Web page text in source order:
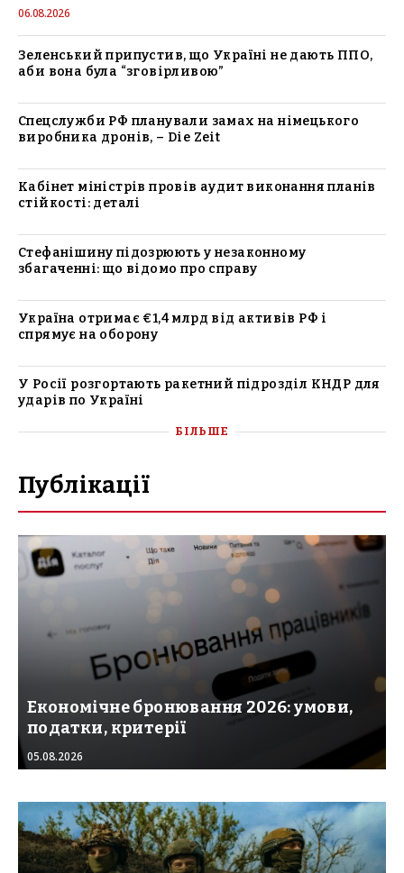
06.08.2026
Зеленський припустив, що Україні не дають ППО,
аби вона була “зговірливою”
Спецслужби РФ планували замах на німецького
виробника дронів, – Die Zeit
Кабінет міністрів провів аудит виконання планів
стійкості: деталі
Стефанішину підозрюють у незаконному
збагаченні: що відомо про справу
Україна отримає €1,4 млрд від активів РФ і
спрямує на оборону
У Росії розгортають ракетний підрозділ КНДР для
ударів по Україні
БІЛЬШЕ
Публікації
Економічне бронювання 2026: умови,
податки, критерії
05.08.2026